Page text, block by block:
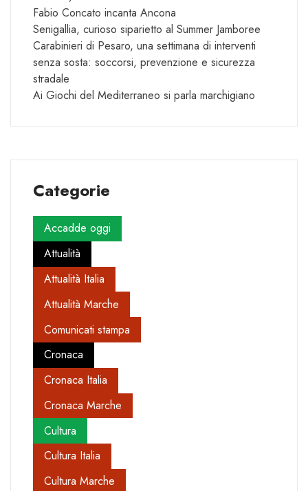
Fabio Concato incanta Ancona
Senigallia, curioso siparietto al Summer Jamboree
Carabinieri di Pesaro, una settimana di interventi
senza sosta: soccorsi, prevenzione e sicurezza
stradale
Ai Giochi del Mediterraneo si parla marchigiano
Categorie
Accadde oggi
Attualità
Attualità Italia
Attualità Marche
Comunicati stampa
Cronaca
Cronaca Italia
Cronaca Marche
Cultura
Cultura Italia
Cultura Marche